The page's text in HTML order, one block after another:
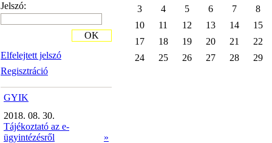
Jelszó:
Elfelejtett jelszó
Regisztráció
OK
GYIK
2018. 08. 30.
Tájékoztató az e-
ügyintézésről
»
3
4 5 6 7
8
10
11 12 13 14
15
17
18 19 20 21
22
24
25 26 27 28 29